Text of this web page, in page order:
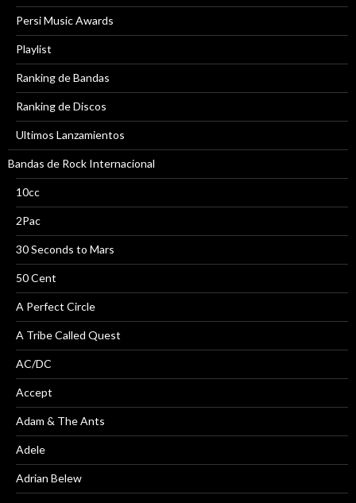
Persi Music Awards
Playlist
Ranking de Bandas
Ranking de Discos
Ultimos Lanzamientos
Bandas de Rock Internacional
10cc
2Pac
30 Seconds to Mars
50 Cent
A Perfect Circle
A Tribe Called Quest
AC/DC
Accept
Adam & The Ants
Adele
Adrian Belew